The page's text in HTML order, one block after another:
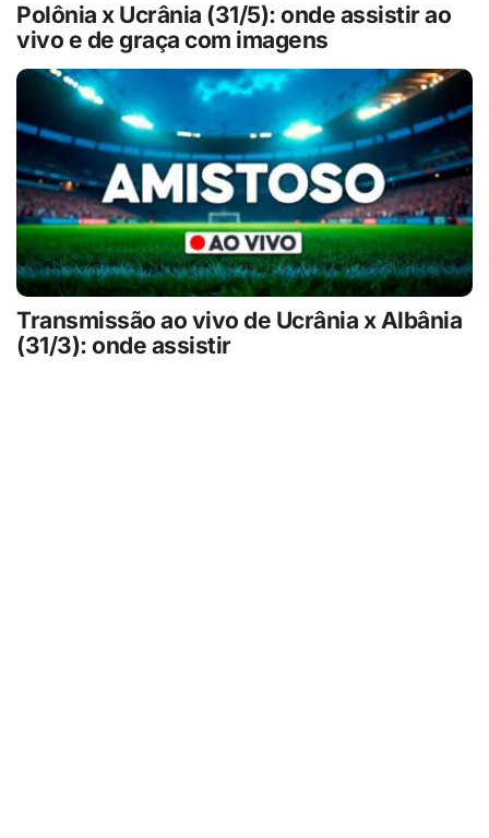
Polônia x Ucrânia (31/5): onde assistir ao
vivo e de graça com imagens
Transmissão ao vivo de Ucrânia x Albânia
(31/3): onde assistir